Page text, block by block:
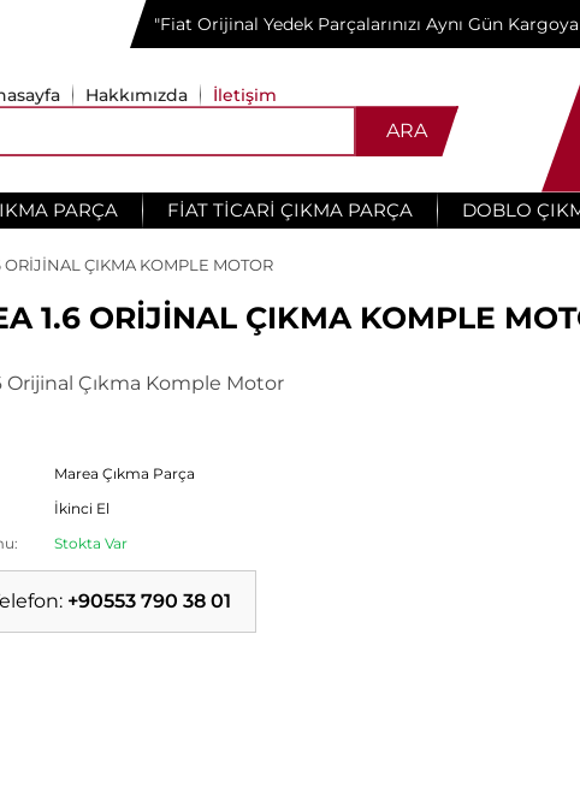
"Fiat Orijinal Yedek Parçalarınızı Aynı Gün
Hakkımızda İletişim
ARA
PARÇA FIAT TICARI ÇIKMA PARÇA DOBLO
ORİJİNAL ÇIKMA KOMPLE MOTOR
1.6 ORİJİNAL ÇIKMA KOMPLE
Orijinal Çıkma Komple Motor
Marea Çıkma Parça
İkinci El
Stokta Var
+90553 790 38 01